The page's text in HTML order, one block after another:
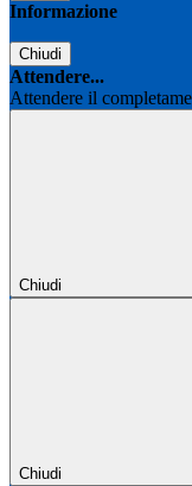
Informazione
Chiudi
Attendere...
Attendere il
Chiudi
Chiudi